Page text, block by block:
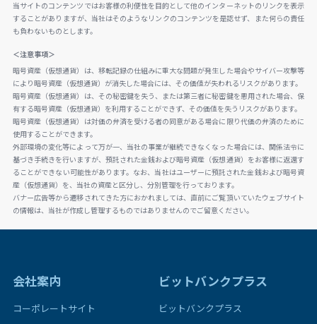
当サイトのコンテンツではお客様の利便性を目的として他のインターネットのリンクを表示
することがありますが、当社はそのようなリンクのコンテンツを是認せず、また何らの責任
も負わないものとします。
＜注意事項＞
暗号資産（仮想通貨）は、移転記録の仕組みに重大な問題が発生した場合やサイバー攻撃等
により暗号資産（仮想通貨）が消失した場合には、その価値が失われるリスクがあります。
暗号資産（仮想通貨）は、その秘密鍵を失う、または第三者に秘密鍵を悪用された場合、保
有する暗号資産（仮想通貨）を利用することができず、その価値を失うリスクがあります。
暗号資産（仮想通貨）は対価の弁済を受ける者の同意がある場合に限り代価の弁済のために
使用することができます。
外部環境の変化等によって万が一、当社の事業が継続できなくなった場合には、関係法令に
基づき手続きを行いますが、預託された金銭および暗号資産（仮想通貨）をお客様に返還す
ることができない可能性があります。なお、当社はユーザーに預託された金銭および暗号資
産（仮想通貨）を、当社の資産と区分し、分別管理を行っております。
バナー広告等から遷移されてきた方におかれましては、直前にご覧頂いていたウェブサイト
の情報は、当社が作成し管理するものではありませんのでご留意ください。
会社案内
コーポレートサイト
ビットバンクプラス
ビットバンクプラス